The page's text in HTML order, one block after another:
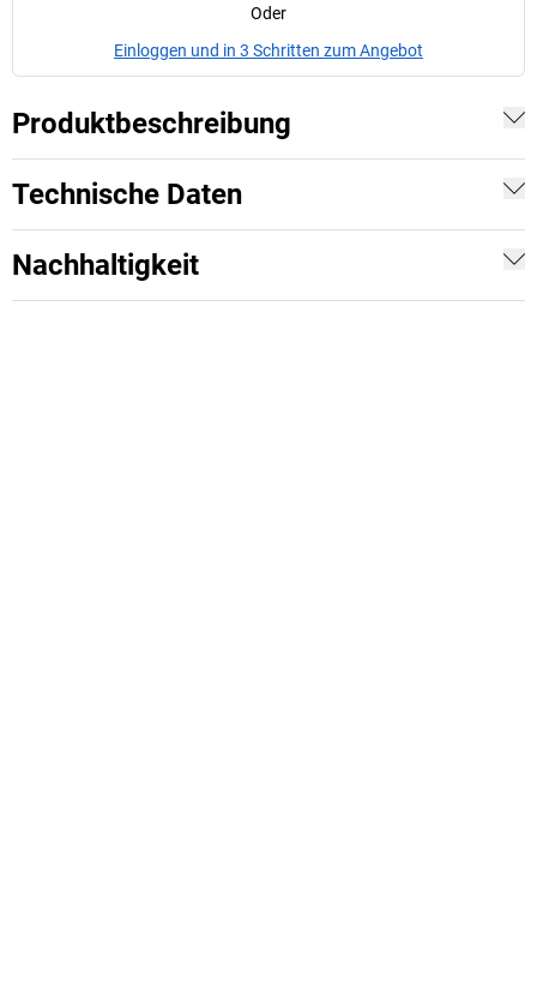
Oder
Einloggen und in 3 Schritten zum Angebot
Produktbeschreibung
Technische Daten
Nachhaltigkeit